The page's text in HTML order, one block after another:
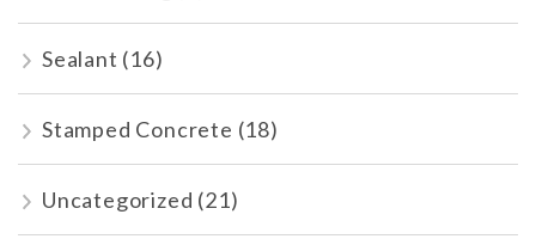
Sealant (16)
Stamped Concrete (18)
Uncategorized (21)